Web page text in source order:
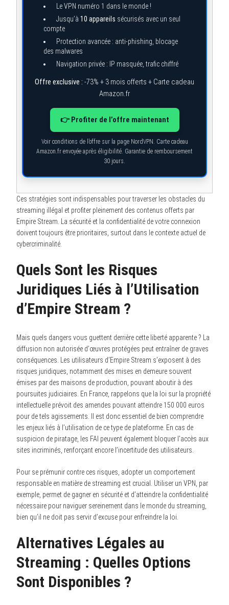
Le VPN numéro 1 dans le monde !
Jusqu’à 10 appareils sécurisés avec un seul
compte
Protection avancée : anti-phishing, blocage
des malwares
Navigation privée : IP masquée, trafic chiffré
Offre exclusive : -73% + 3 mois offerts + Carte cadeau
Amazon.fr
👉 Profiter de l’offre maintenant
Voir conditions de l’offre sur la page NordVPN. Carte cadeau
Amazon.fr envoyée après éligibilité. Garantie de remboursement
30 jours.
Ces stratégies sont indispensables pour traverser les obstacles du
streaming illégal et profiter pleinement des contenus offerts par
Empire Stream. La sécurité et la confidentialité de votre connexion
doivent toujours être prioritaires, surtout dans le contexte actuel de
cybercriminalité.
Quels Sont les Risques
Juridiques Liés à l’Utilisation
d’Empire Stream ?
Mais quels dangers vous guettent derrière cette liberté apparente ? La
diffusion non autorisée d’œuvres protégées peut entraîner de graves
conséquences. Les utilisateurs d’Empire Stream s’exposent à des
risques juridiques, notamment des mises en demeure souvent
émises par des maisons de production, pouvant aboutir à des
poursuites judiciaires. En France, rappelons que la loi sur la propriété
intellectuelle prévoit des amendes pouvant atteindre 150 000 euros
pour de tels agissements. Il est donc essentiel de bien comprendre
les enjeux liés à l’utilisation de ce type de plateforme. En cas de
suspicion de piratage, les FAI peuvent également bloquer l’accès aux
sites incriminés, renforçant encore l’incertitude des utilisateurs.
Pour se prémunir contre ces risques, adopter un comportement
responsable en matière de streaming est crucial. Utiliser un VPN, par
exemple, permet de gagner en sécurité et d’atteindre la confidentialité
nécessaire pour naviguer sereinement dans le monde du streaming,
bien qu’il ne doit pas servir d’excuse pour enfreindre la loi.
Alternatives Légales au
Streaming : Quelles Options
Sont Disponibles ?